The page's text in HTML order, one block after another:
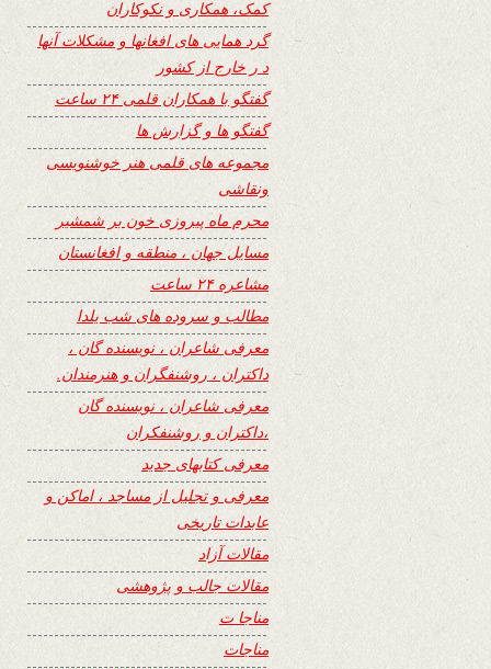
کمک، همکاری و نکوکاران
گرد همایی های افغانها و مشکلات آنها
د ر خارج از کشور
گفتگو با همکاران قلمی ۲۴ ساعت
گفتگو ها و گزارش ها
مجموعه های قلمی هنر خوشنویسی
ونقاشی
محرم ماه پیروزی خون بر شمشیر
مسایل جهان ، منطقه و افغانستان
مشاعره ۲۴ ساعت
مطالب و سروده های شب یلدا
معرفی شاعران ، نویسنده گان ،
داکتران ، روشنفگران و هنرمندان.
معرفی شاعران ، نویسنده گان
،داکتران و روشنفکران
معرفی کتابهای جدید
معرفی و تجلیل از مساجد ، اماکن و
عابدات تاریخی
مقالات آزاد
مقالات جالب و پژوهشی
مناجا ت
مناجات